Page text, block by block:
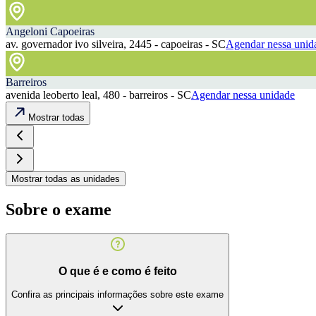
Angeloni Capoeiras
av. governador ivo silveira, 2445 - capoeiras - SCAgendar nessa
Barreiros
avenida leoberto leal, 480 - barreiros - SCAgendar nessa unidade
Mostrar todas
Mostrar todas as unidades
Sobre o exame
O que é e como é feito
Confira as principais informações sobre este exame